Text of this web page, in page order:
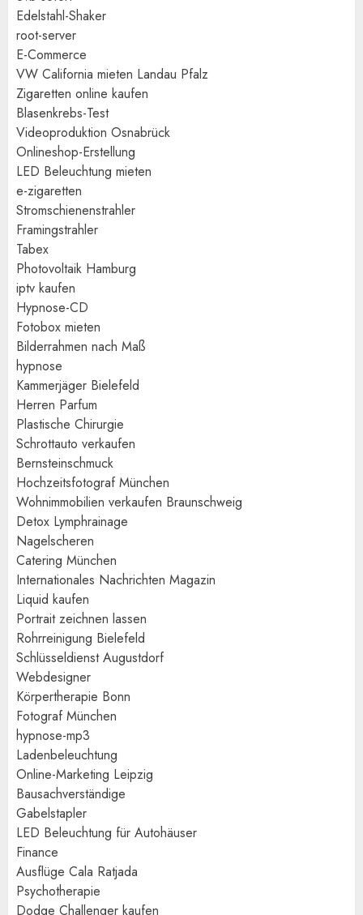
Edelstahl-Shaker
root-server
E-Commerce
VW California mieten Landau Pfalz
Zigaretten online kaufen
Blasenkrebs-Test
Videoproduktion Osnabrück
Onlineshop-Erstellung
LED Beleuchtung mieten
e-zigaretten
Stromschienenstrahler
Framingstrahler
Tabex
Photovoltaik Hamburg
iptv kaufen
Hypnose-CD
Fotobox mieten
Bilderrahmen nach Maß
hypnose
Kammerjäger Bielefeld
Herren Parfum
Plastische Chirurgie
Schrottauto verkaufen
Bernsteinschmuck
Hochzeitsfotograf München
Wohnimmobilien verkaufen Braunschweig
Detox Lymphrainage
Nagelscheren
Catering München
Internationales Nachrichten Magazin
Liquid kaufen
Portrait zeichnen lassen
Rohrreinigung Bielefeld
Schlüsseldienst Augustdorf
Webdesigner
Körpertherapie Bonn
Fotograf München
hypnose-mp3
Ladenbeleuchtung
Online-Marketing Leipzig
Bausachverständige
Gabelstapler
LED Beleuchtung für Autohäuser
Finance
Ausflüge Cala Ratjada
Psychotherapie
Dodge Challenger kaufen